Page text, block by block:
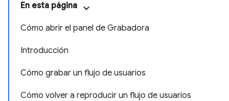
En esta página
Cómo abrir el panel de Grabadora
Introducción
Cómo grabar un flujo de usuarios
Cómo volver a reproducir un flujo de usuarios